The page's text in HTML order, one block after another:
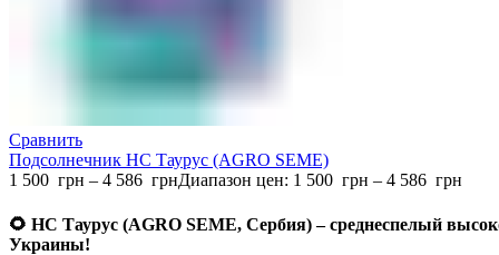
Сравнить
Подсолнечник НС Таурус (AGRO SEME)
1 500 грн – 4 586 грнДиапазон цен: 1 500 грн – 4 586 грн
🌻 НС Таурус (AGRO SEME, Сербия) – среднеспелый
Украины!